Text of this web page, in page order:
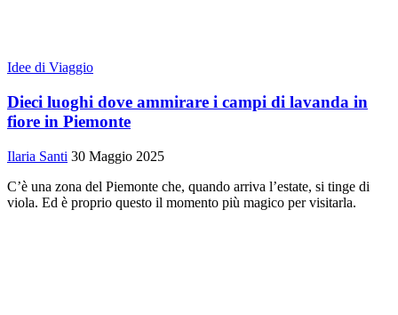
Idee di Viaggio
Dieci luoghi dove ammirare i campi di lavanda in
fiore in Piemonte
Ilaria Santi 30 Maggio 2025
C’è una zona del Piemonte che, quando arriva l’estate, si tinge di
viola. Ed è proprio questo il momento più magico per visitarla.